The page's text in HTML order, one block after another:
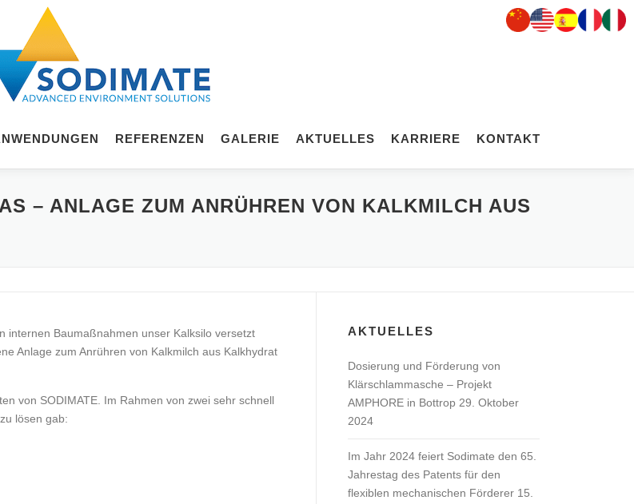
REFERENZEN GALERIE AKTUELLES KARRIERE KONTAKT
– ANLAGE ZUM ANRÜHREN VON KALKMILCH AUS
internen Baumaßnahmen unser Kalksilo versetzt
Anlage zum Anrühren von Kalkmilch aus Kalkhydrat
von SODIMATE. Im Rahmen von zwei sehr schnell
lösen gab:
AKTUELLES
Dosierung und Förderung von
Klärschlammasche – Projekt
AMPHORE in Bottrop 29. Oktober
2024
Im Jahr 2024 feiert Sodimate den 65.
Jahrestag des Patents für den
flexiblen mechanischen Förderer 15.